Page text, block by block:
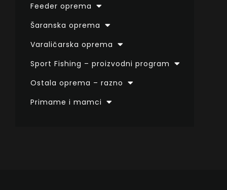
Feeder oprema
Šaranska oprema
Varaličarska oprema
Sport Fishing – proizvodni program
Ostala oprema – razno
Primame i mamci